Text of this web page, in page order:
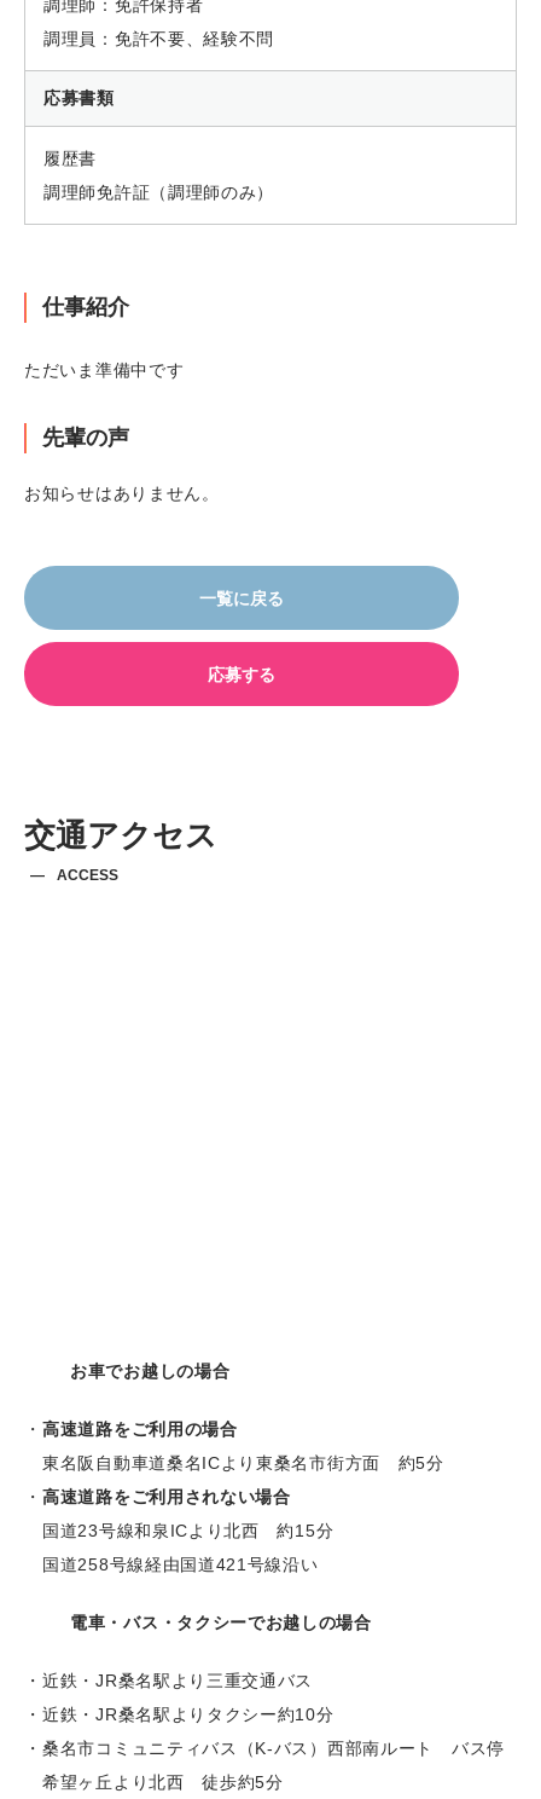
調理師：免許保持者
調理員：免許不要、経験不問
応募書類
履歴書
調理師免許証（調理師のみ）
仕事紹介
ただいま準備中です
先輩の声
お知らせはありません。
一覧に戻る
応募する
交通アクセス
ACCESS
お車でお越しの場合
高速道路をご利用の場合
東名阪自動車道桑名ICより東桑名市街方面 約5分
高速道路をご利用されない場合
国道23号線和泉ICより北西 約15分
国道258号線経由国道421号線沿い
電車・バス・タクシーでお越しの場合
近鉄・JR桑名駅より三重交通バス
近鉄・JR桑名駅よりタクシー約10分
桑名市コミュニティバス（K-バス）西部南ルート バス停
希望ヶ丘より北西 徒歩約5分